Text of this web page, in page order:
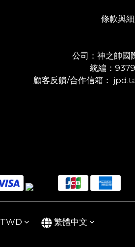
條款與細
公司：神之帥國
統編：
顧客反饋/合作信箱：
TWD 繁體中文